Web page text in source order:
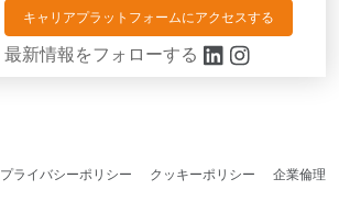
キャリアプラットフォームにアクセスする
最新情報をフォローする
プライバシーポリシー クッキーポリシー 企業倫理